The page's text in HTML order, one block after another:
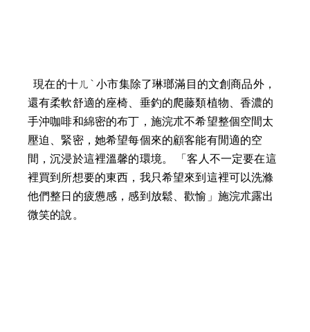
  現在的十ㄦˋ小市集除了琳瑯滿目的文創商品外，
還有柔軟舒適的座椅、垂釣的爬藤類植物、香濃的
手沖咖啡和綿密的布丁，施浣朮不希望整個空間太
壓迫、緊密，她希望每個來的顧客能有閒適的空
間，沉浸於這裡溫馨的環境。 「客人不一定要在這
裡買到所想要的東西，我只希望來到這裡可以洗滌
他們整日的疲憊感，感到放鬆、歡愉」施浣朮露出
微笑的說。